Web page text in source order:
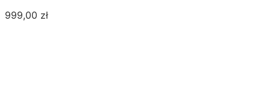
999,00 zł